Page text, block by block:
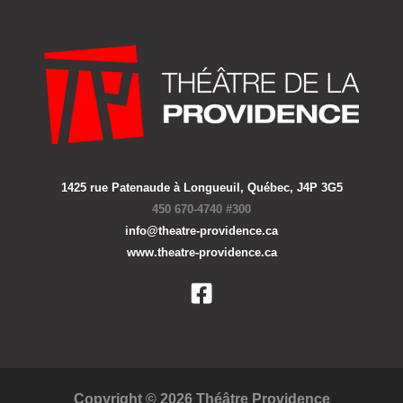
1425 rue Patenaude à Longueuil, Québec, J4P 3G5
450 670-4740 #300
info@theatre-providence.ca
www.theatre-providence.ca
Copyright © 2026 Théâtre Providence